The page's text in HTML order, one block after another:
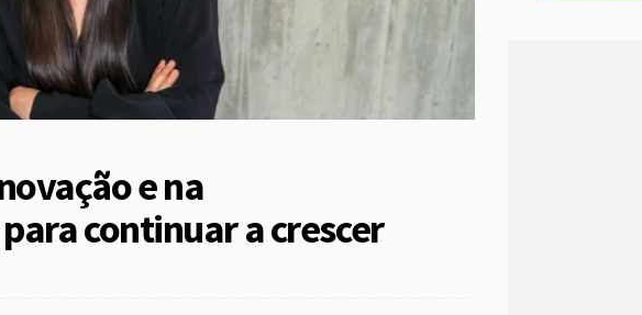
e na
continuar a crescer